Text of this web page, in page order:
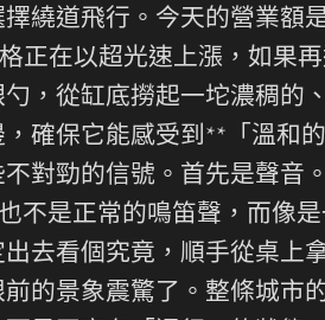
繞道飛行。今天的營業額
在以超光速上漲，如果
勺，從缸底撈起一坨濃稠的
確保它能感受到**「溫和
對勁的信號。首先是聲音
是正常的鳴笛聲，而像
出去看個究竟，順手從桌上
的景象震驚了。整條城市